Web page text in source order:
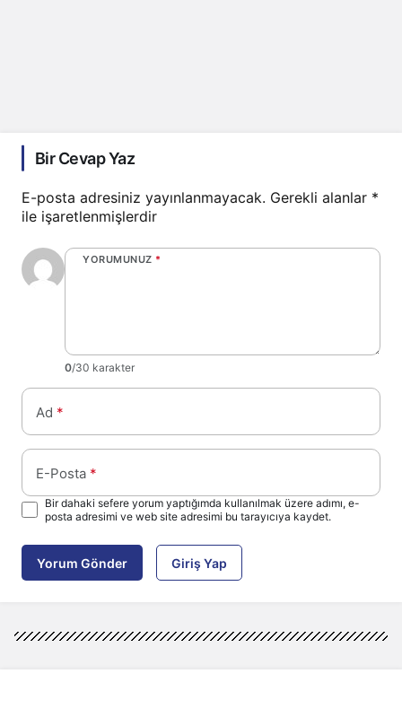
Bir Cevap Yaz
E-posta adresiniz yayınlanmayacak. Gerekli alanlar *
ile işaretlenmişlerdir
YORUMUNUZ *
0/30 karakter
Ad *
E-Posta *
Bir dahaki sefere yorum yaptığımda kullanılmak üzere adımı, e-
posta adresimi ve web site adresimi bu tarayıcıya kaydet.
Yorum Gönder Giriş Yap